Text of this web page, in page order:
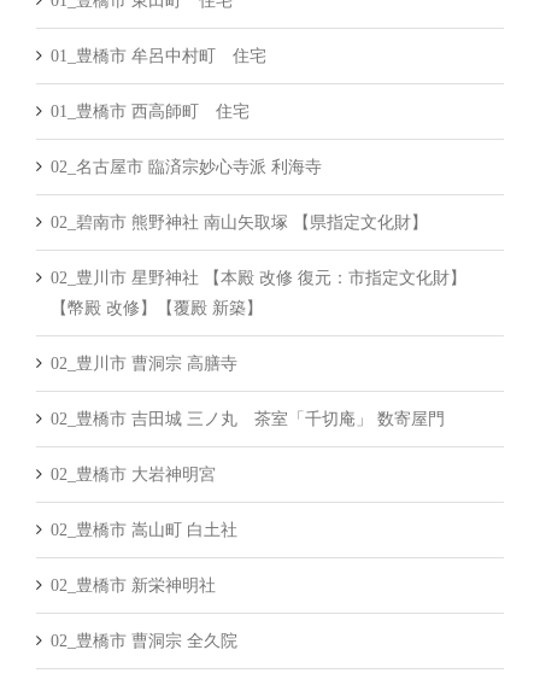
01_豊橋市 牟呂中村町 住宅
01_豊橋市 西高師町 住宅
02_名古屋市 臨済宗妙心寺派 利海寺
02_碧南市 熊野神社 南山矢取塚 【県指定文化財】
02_豊川市 星野神社 【本殿 改修 復元：市指定文化財】
【幣殿 改修】【覆殿 新築】
02_豊川市 曹洞宗 高膳寺
02_豊橋市 吉田城 三ノ丸 茶室「千切庵」 数寄屋門
02_豊橋市 大岩神明宮
02_豊橋市 嵩山町 白土社
02_豊橋市 新栄神明社
02_豊橋市 曹洞宗 全久院